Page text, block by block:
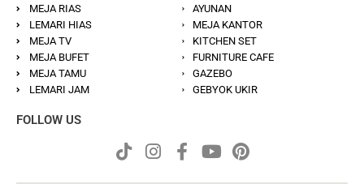
MEJA RIAS
LEMARI HIAS
MEJA TV
MEJA BUFET
MEJA TAMU
LEMARI JAM
AYUNAN
MEJA KANTOR
KITCHEN SET
FURNITURE CAFE
GAZEBO
GEBYOK UKIR
FOLLOW US